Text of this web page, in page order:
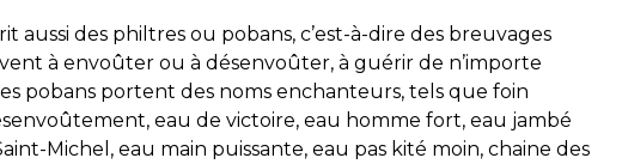
aussi des philtres ou pobans, c’est-à-dire des breuvages
à envoûter ou à désenvoûter, à guérir de n’importe
pobans portent des noms enchanteurs, tels que foin
eau de victoire, eau homme fort, eau jambé
Michel, eau main puissante, eau pas kité moin, chaine des